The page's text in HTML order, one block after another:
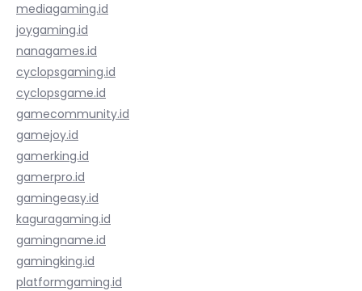
mediagaming.id
joygaming.id
nanagames.id
cyclopsgaming.id
cyclopsgame.id
gamecommunity.id
gamejoy.id
gamerking.id
gamerpro.id
gamingeasy.id
kaguragaming.id
gamingname.id
gamingking.id
platformgaming.id